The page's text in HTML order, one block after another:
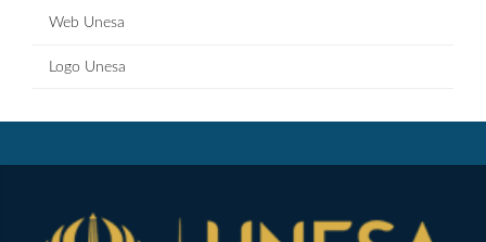
Web Unesa
Logo Unesa